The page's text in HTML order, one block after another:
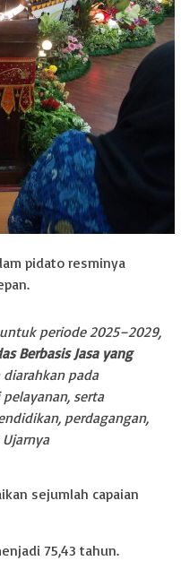
pidato resminya
periode 2025–2029,
Berbasis Jasa yang
pada
serta
perdagangan,
sejumlah capaian
75,43 tahun.